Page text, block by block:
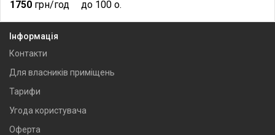
1750 грн/год до 100 о.
Інформація
Контакти
Для власників приміщень
Тарифи
Угода користувача
Оферта